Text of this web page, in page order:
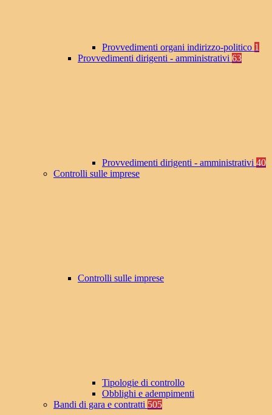
Provvedimenti organi indirizzo-politico 1
Provvedimenti dirigenti - amministrativi 63
Provvedimenti dirigenti - amministrativi 40
Controlli sulle imprese
Controlli sulle imprese
Tipologie di controllo
Obblighi e adempimenti
Bandi di gara e contratti 505